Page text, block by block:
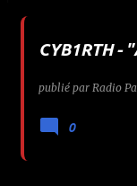
CYB1RTH -
publié par Radio
0